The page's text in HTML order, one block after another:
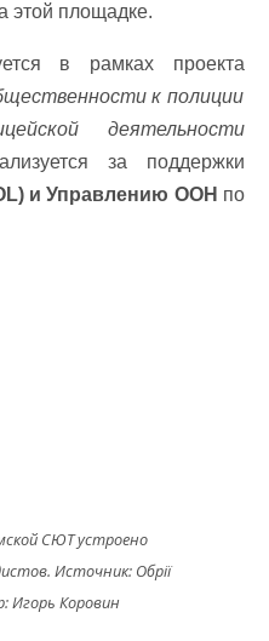
этой площадке.
в рамках проекта
к полиции
деятельности
за поддержки
и Управлению ООН по
СЮТ устроено
Источник: Обрії
Игорь Коровин